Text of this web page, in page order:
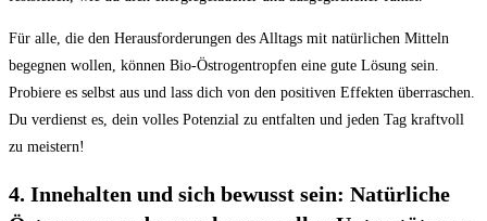
Für alle, die den Herausforderungen des ‍Alltags mit natürlichen Mitteln
begegnen wollen,‍ können Bio-Östrogentropfen eine gute Lösung⁣ sein.
Probiere es selbst aus⁤ und lass dich von den positiven Effekten überraschen.
Du verdienst es,⁣ dein volles​ Potenzial zu entfalten und jeden Tag kraftvoll
zu ⁣meistern!
4. Innehalten und sich bewusst ⁤sein: Natürliche⁤